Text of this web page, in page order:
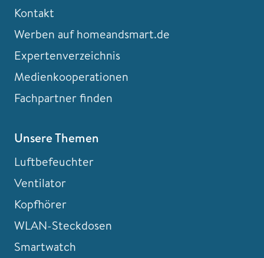
Kontakt
Werben auf homeandsmart.de
Expertenverzeichnis
Medienkooperationen
Fachpartner finden
Unsere Themen
Luftbefeuchter
Ventilator
Kopfhörer
WLAN-Steckdosen
Smartwatch